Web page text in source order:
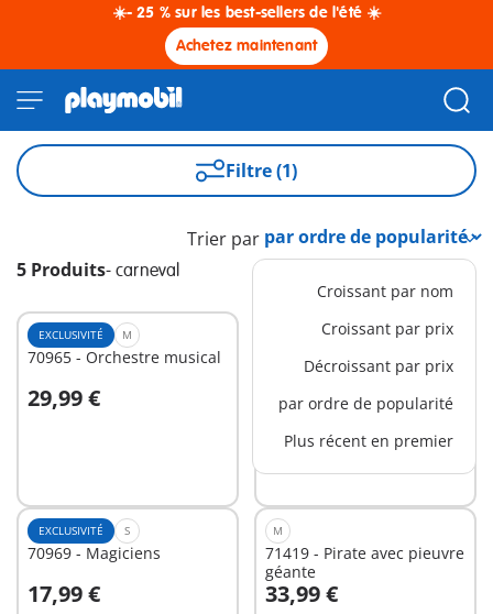
☀️- 25 % sur les best-sellers de l'été ☀️
Achetez maintenant
Filtre (1)
5 Produits- carneval
Trier par
Croissant par nom
Croissant par prix
Décroissant par prix
par ordre de popularité
Plus récent en premier
EXCLUSIVITÉ M
70965 - Orchestre musical
29,99 €
Au panier
EXCLUSIVITÉ M
1030 - Joueurs de basket-
ball avec plateforme de tir
16,99 €
Au panier
EXCLUSIVITÉ S
70969 - Magiciens
17,99 €
Au panier
M
71419 - Pirate avec pieuvre
géante
33,99 €
Au panier